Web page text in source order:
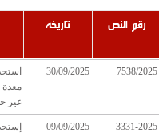
رقم النص تاريخه
7538/2025
30/09/2025
معدة
غير
3331-2025
09/09/2025